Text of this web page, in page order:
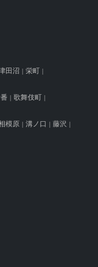
田沼 栄町
歌舞伎町
模原 溝ノ口 藤沢